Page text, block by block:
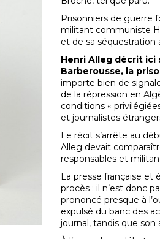
Prisonniers de guerre
militant communiste
et de sa séquestration
Henri Alleg décrit ici
Barberousse, la
importe bien de
de la répression en
conditions «
et journalistes
Le récit s’arrête au
Alleg devait
responsables et
La presse française et
procès ; il n’est donc
prononcé presque à
expulsé du banc des
journal, tandis que